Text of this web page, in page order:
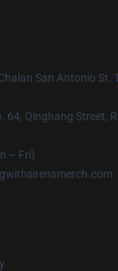
San Antonio St.
64, Qinghang Street,
– Fri)